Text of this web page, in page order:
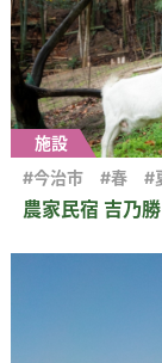
施設
農家民宿 吉乃勝
#今治市 #春 #